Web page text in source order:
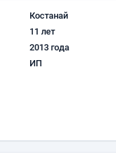
Костанай
11 лет
2013 года
ИП